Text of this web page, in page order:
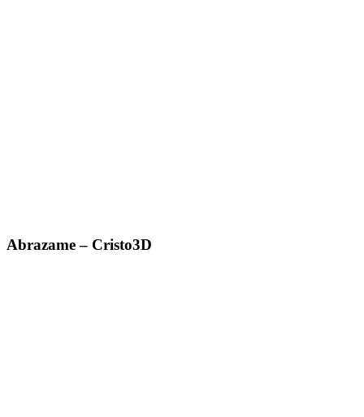
Abrazame – Cristo3D